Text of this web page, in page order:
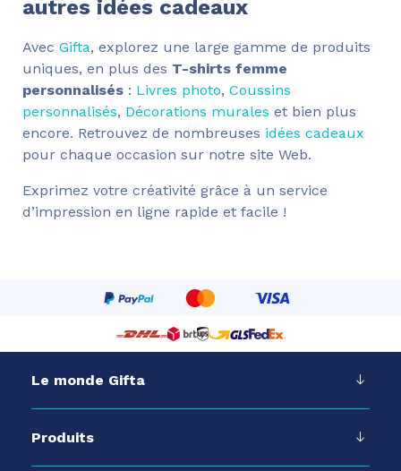
autres idées cadeaux
Avec Gifta, explorez une large gamme de produits
uniques, en plus des T-shirts femme
personnalisés : Livres photo, Coussins
personnalisés, Décorations murales et bien plus
encore. Retrouvez de nombreuses idées cadeaux
pour chaque occasion sur notre site Web.
Exprimez votre créativité grâce à un service
d’impression en ligne rapide et facile !
Le monde Gifta
Produits